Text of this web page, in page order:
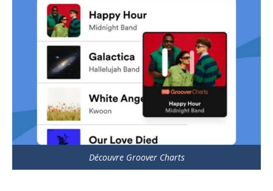
Découvre Groover Charts